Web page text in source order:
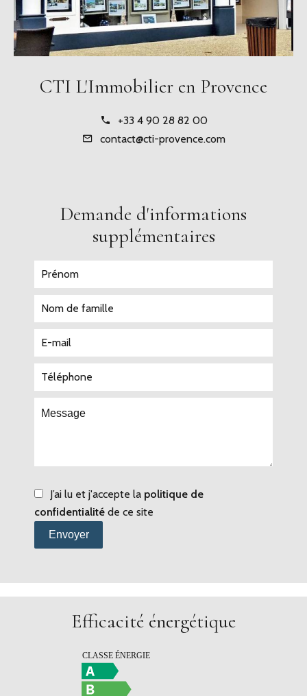
CTI L'Immobilier en Provence
+33 4 90 28 82 00
contact@cti-provence.com
Demande d'informations
supplémentaires
J’ai lu et j'accepte la politique de
confidentialité de ce site
Envoyer
Efficacité énergétique